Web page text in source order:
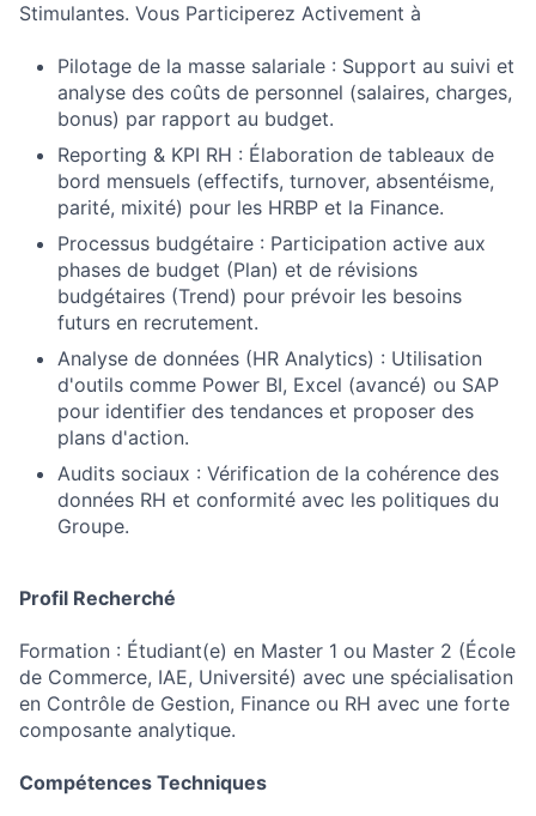
Stimulantes. Vous Participerez Activement à
Pilotage de la masse salariale : Support au suivi et
analyse des coûts de personnel (salaires, charges,
bonus) par rapport au budget.
Reporting & KPI RH : Élaboration de tableaux de
bord mensuels (effectifs, turnover, absentéisme,
parité, mixité) pour les HRBP et la Finance.
Processus budgétaire : Participation active aux
phases de budget (Plan) et de révisions
budgétaires (Trend) pour prévoir les besoins
futurs en recrutement.
Analyse de données (HR Analytics) : Utilisation
d'outils comme Power BI, Excel (avancé) ou SAP
pour identifier des tendances et proposer des
plans d'action.
Audits sociaux : Vérification de la cohérence des
données RH et conformité avec les politiques du
Groupe.
Profil Recherché
Formation : Étudiant(e) en Master 1 ou Master 2 (École
de Commerce, IAE, Université) avec une spécialisation
en Contrôle de Gestion, Finance ou RH avec une forte
composante analytique.
Compétences Techniques